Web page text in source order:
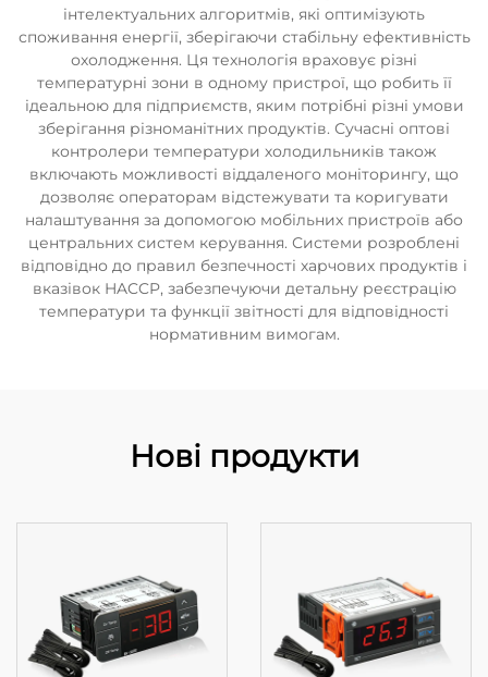
інтелектуальних алгоритмів, які оптимізують
споживання енергії, зберігаючи стабільну ефективність
охолодження. Ця технологія враховує різні
температурні зони в одному пристрої, що робить її
ідеальною для підприємств, яким потрібні різні умови
зберігання різноманітних продуктів. Сучасні оптові
контролери температури холодильників також
включають можливості віддаленого моніторингу, що
дозволяє операторам відстежувати та коригувати
налаштування за допомогою мобільних пристроїв або
центральних систем керування. Системи розроблені
відповідно до правил безпечності харчових продуктів і
вказівок HACCP, забезпечуючи детальну реєстрацію
температури та функції звітності для відповідності
нормативним вимогам.
Нові продукти